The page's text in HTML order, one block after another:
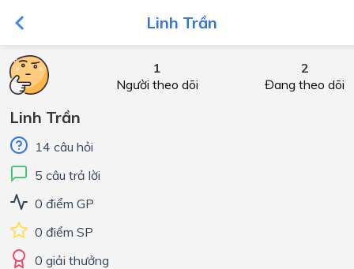
Linh Trần
1
Người theo dõi
2
Đang theo dõi
Linh Trần
14 câu hỏi
5 câu trả lời
0 điểm GP
0 điểm SP
0 giải thưởng